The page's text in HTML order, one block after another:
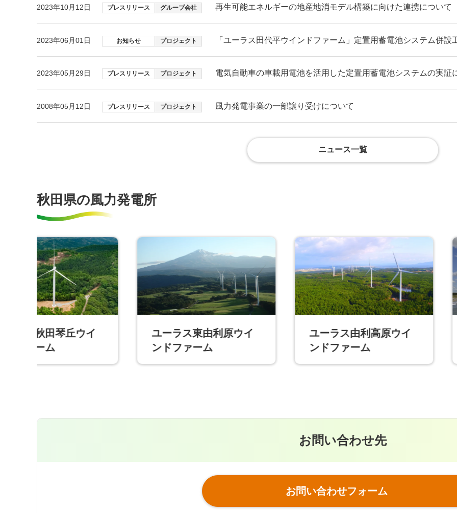
2023年10月12日 プレスリリース グループ会社 再生可能エネルギーの地産地消モデル構築に向けた連携について
2023年06月01日 お知らせ プロジェクト 「ユーラス田代平ウインドファーム」定置用蓄電池システム併設
2023年05月29日 プレスリリース プロジェクト 電気自動車の車載用電池を活用した定置用蓄電池システムの実証
2008年05月12日 プレスリリース プロジェクト 風力発電事業の一部譲り受けについて
ニュース一覧
秋田県の風力発電所
ユーラス東由利原ウイ
ンドファーム
ユーラス由利高原ウイ
ンドファーム
ユーラス秋田港ウ
ドファーム
お問い合わせ先
お問い合わせフォーム